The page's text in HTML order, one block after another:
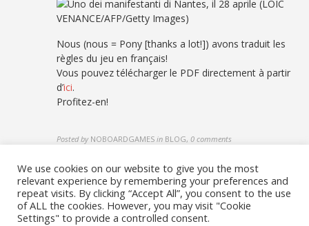
Nous (nous = Pony [thanks a lot!]) avons traduit les
règles du jeu en français!
Vous pouvez télécharger le PDF directement à partir
d’ici.
Profitez-en!
Posted by NOBOARDGAMES in BLOG,0 comments
We use cookies on our website to give you the most
relevant experience by remembering your preferences and
repeat visits. By clicking “Accept All”, you consent to the use
of ALL the cookies. However, you may visit "Cookie
Settings" to provide a controlled consent.